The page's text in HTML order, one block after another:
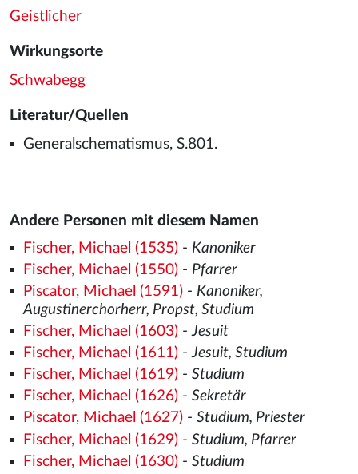
Geistlicher
Wirkungsorte
Schwabegg
Literatur/Quellen
Generalschematismus, S.801.
Andere Personen mit diesem Namen
Fischer, Michael (1535)- Kanoniker
Fischer, Michael (1550)- Pfarrer
Piscator, Michael (1591)- Kanoniker,
Augustinerchorherr, Propst, Studium
Fischer, Michael (1603)-Jesuit
Fischer, Michael (1611)-Jesuit, Studium
Fischer, Michael (1619)- Studium
Fischer, Michael (1626)- Sekretär
Piscator, Michael (1627)- Studium, Priester
Fischer, Michael (1629)- Studium, Pfarrer
Fischer, Michael (1630)- Studium